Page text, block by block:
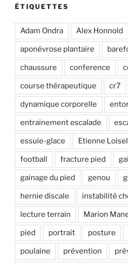
ÉTIQUETTES
Adam Ondra Alex Honnold
aponévrose plantaire
chaussure conference
course thérapeutique cr7
dynamique corporelle
entrainement escalade
essuie-glace Etienne Loisel
football fracture pied
gainage du pied genou
hernie discale instabilité
lecture terrain Marion
pied portrait posture
poulaine prévention